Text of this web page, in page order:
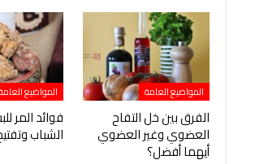
المواضيع العامة
الفرق بين خل التفاح
العضوي وغير العضوي
أيهما أفضل؟
المواضيع
فوائد المر
الشباب